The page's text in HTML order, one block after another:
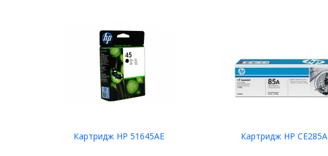
Картридж HP 51645AE Картридж HP CE285A